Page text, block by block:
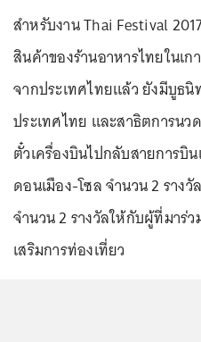
สำหรับงาน Thai Festival
สินค้าของร้านอาหารไทยในเ
จากประเทศไทยแล้ว ยังมีบูธ
ประเทศไทย และสาธิตการน
ตั๋วเครื่องบินไปกลับสายการบิน
ดอนเมือง-โซล จำนวน 2 ราง
จำนวน 2 รางวัลให้กับผู้ที่มาร่
เสริมการท่องเที่ยว